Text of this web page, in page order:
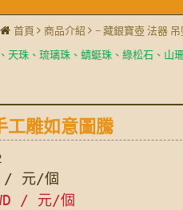
首頁 商品介紹
~ 藏銀寶壺 法器
琉璃珠、蜻蜓珠、綠松石、山珊瑚、
工雕如意圖騰
/ 元/個
/ 元/個